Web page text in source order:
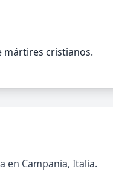
mártires cristianos.
en Campania, Italia.